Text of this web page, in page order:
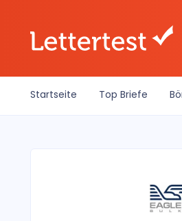
Startseite Top Briefe